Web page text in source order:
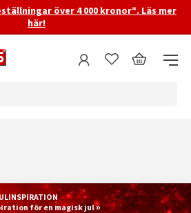
över 4 000 kronor*. Läs mer
här!
för en magisk jul »